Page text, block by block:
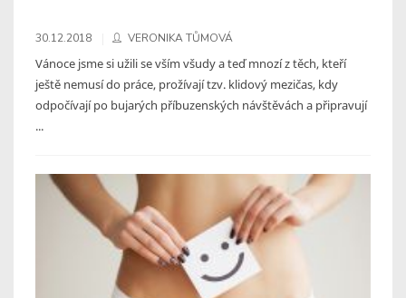
30.12.2018 VERONIKA TŮMOVÁ
Vánoce jsme si užili se vším všudy a teď mnozí z těch, kteří
ještě nemusí do práce, prožívají tzv. klidový mezičas, kdy
odpočívají po bujarých příbuzenských návštěvách a připravují
...